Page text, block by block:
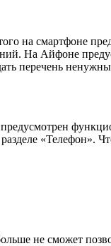
на смартфоне
На Айфоне
перечень
«Телефон».
не сможет